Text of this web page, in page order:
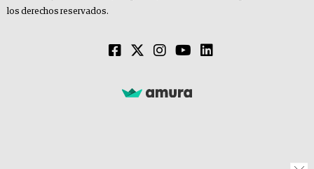
los derechos reservados.